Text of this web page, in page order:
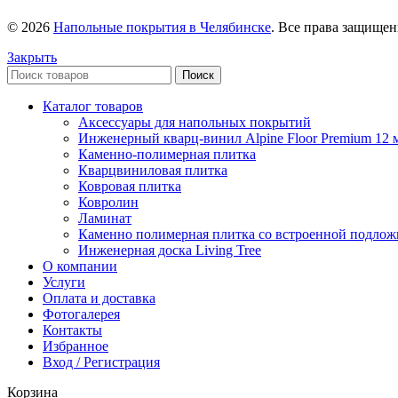
© 2026 Напольные покрытия в Челябинске. Все права
Закрыть
Поиск
Каталог товаров
Аксессуары для напольных покрытий
Инженерный кварц-винил Alpine Floor Premium 12
Каменно-полимерная плитка
Кварцвиниловая плитка
Ковровая плитка
Ковролин
Ламинат
Каменно полимерная плитка со встроенной
Инженерная доска Living Tree
О компании
Услуги
Оплата и доставка
Фотогалерея
Контакты
Избранное
Вход / Регистрация
Корзина